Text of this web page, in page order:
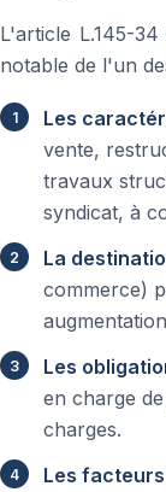
L'article L.145-
notable de l'un
Les
vente,
travaux
syndicat, à
La
commerce)
Les
en charge
charges.
Les